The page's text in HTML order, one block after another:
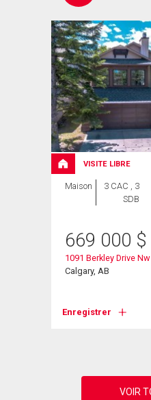
VISITE LIBRE
Maison
3 CAC , 3
SDB
669 000 $
1091 Berkley Drive Nw
Calgary, AB
Enregistrer